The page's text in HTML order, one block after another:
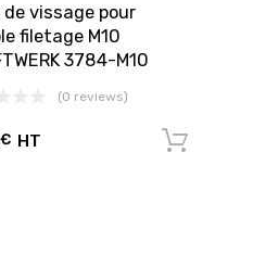
de vissage pour
filetage M10
3784-M10
(0 reviews)
€ HT